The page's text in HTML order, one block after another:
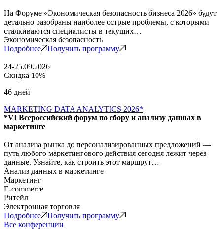
На Форуме «Экономическая безопасность бизнеса 2026» будут
детально разобраны наиболее острые проблемы, с которыми
сталкиваются специалисты в текущих…
Экономическая безопасность
Подробнее
Получить программу
24-25.09.2026
Скидка 10%
46 дней
MARKETING DATA ANALYTICS 2026*
*VI Всероссийский форум по сбору и анализу данных в
маркетинге
От анализа рынка до персонализированных предложений —
путь любого маркетингового действия сегодня лежит через
данные. Узнайте, как строить этот маршрут…
Анализ данных в маркетинге
Маркетинг
E-commerce
Ритейл
Электронная торговля
Подробнее
Получить программу
Все конференции